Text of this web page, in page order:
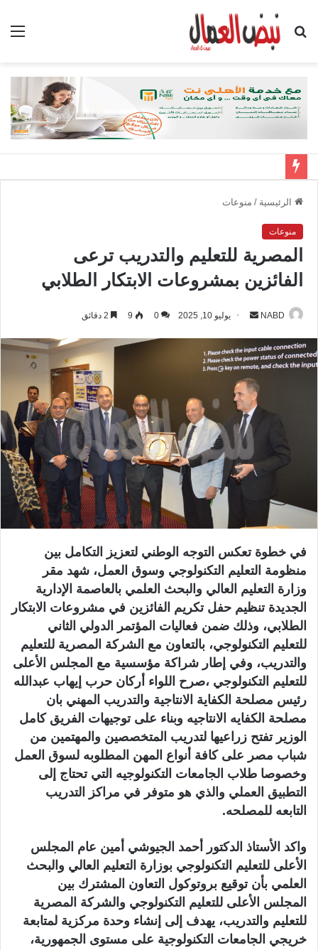
بحث
الرئيسية / منوعات
منوعات
المصرية للتعليم والتدريب ترعى
الفائزين بمشروعات الابتكار الطلابي
NABD
س
ل
ب
ر
ي
د
إ
و
ن
ي
ا
يوليو 10, 2025 0
9
في خطوة تعكس التوجه الوطني لتعزيز التكامل بين
منظومة التعليم التكنولوجي وسوق العمل، شهد مقر
وزارة التعليم العالي والبحث العلمي بالعاصمة الإدارية
الجديدة تنظيم حفل تكريم الفائزين في مشروعات الابتكار
الطلابي، وذلك ضمن فعاليات المؤتمر الدولي الثاني
للتعليم التكنولوجي، بالتعاون مع الشركة المصرية للتعليم
والتدريب، وفي إطار شراكة مؤسسية مع المجلس الأعلى
للتعليم التكنولوجي ،صرح اللواء أركان حرب إيهاب عبدالله
رئيس مصلحة الكفاية الانتاجية والتدريب المهني بان
مصلحة الكفايه الانتاجيه وبناء على توجيهات الفريق كامل
الوزير تفتح زراعيها لتدريب المتخصصين والمهتمين من
شباب مصر على كافة أنواع المهن المطلوبه لسوق العمل
وخصوصا طلاب الجامعات التكنولوجيه التي تحتاج إلى
التطبيق العملي والذي هو متوفر في مراكز التدريب
التابعه للمصلحه.
واكد الأستاذ الدكتور أحمد الجيوشي أمين عام المجلس
الأعلى للتعليم التكنولوجي بوزارة التعليم العالي والبحث
العلمي بأن توقيع بروتوكول التعاون المشترك بين
المجلس الأعلى للتعليم التكنولوجي والشركة المصرية
للتعليم والتدريب، يهدف إلى إنشاء وحدة مركزية لمتابعة
خريجي الجامعات التكنولوجية على مستوى الجمهورية،